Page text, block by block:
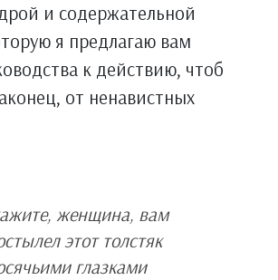
и содержательной
я предлагаю вам
к действию, чтоб
от ненавистных
женщина, вам
этот толстяк
глазками